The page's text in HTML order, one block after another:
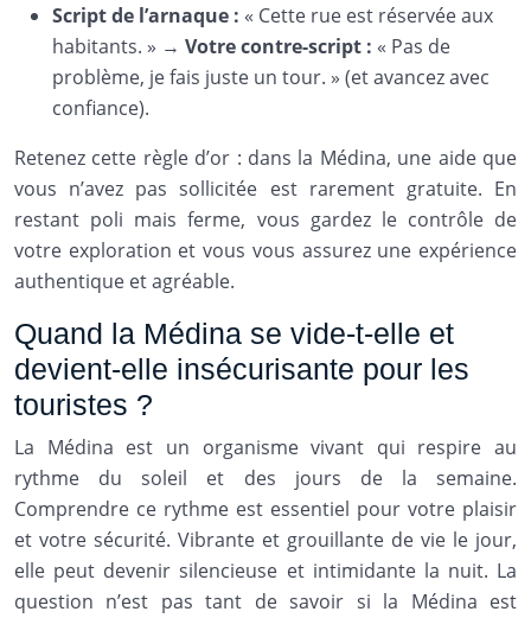
Script de l’arnaque : « Cette rue est réservée aux
habitants. » → Votre contre-script : « Pas de
problème, je fais juste un tour. » (et avancez avec
confiance).
Retenez cette règle d’or : dans la Médina, une aide que
vous n’avez pas sollicitée est rarement gratuite. En
restant poli mais ferme, vous gardez le contrôle de
votre exploration et vous vous assurez une expérience
authentique et agréable.
Quand la Médina se vide-t-elle et
devient-elle insécurisante pour les
touristes ?
La Médina est un organisme vivant qui respire au
rythme du soleil et des jours de la semaine.
Comprendre ce rythme est essentiel pour votre plaisir
et votre sécurité. Vibrante et grouillante de vie le jour,
elle peut devenir silencieuse et intimidante la nuit. La
question n’est pas tant de savoir si la Médina est